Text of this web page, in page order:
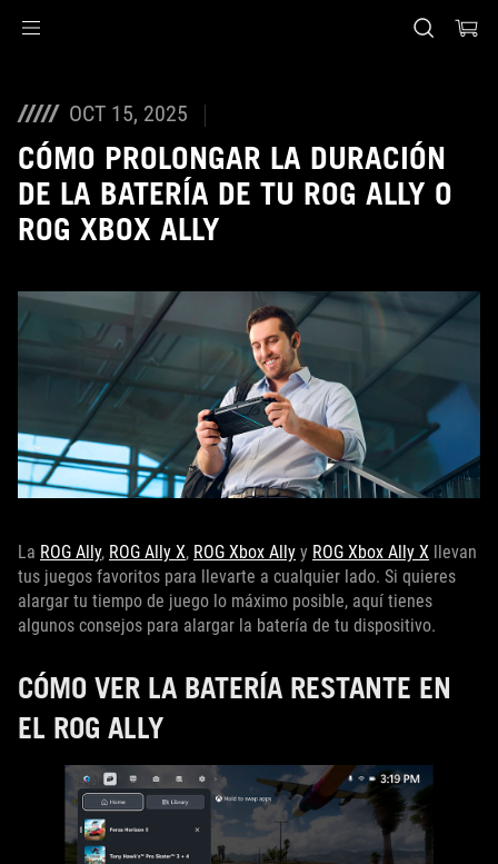
OCT 15, 2025
CÓMO PROLONGAR LA DURACIÓN
DE LA BATERÍA DE TU ROG ALLY O
ROG XBOX ALLY
La ROG Ally, ROG Ally X, ROG Xbox Ally y ROG Xbox Ally X llevan
tus juegos favoritos para llevarte a cualquier lado. Si quieres
alargar tu tiempo de juego lo máximo posible, aquí tienes
algunos consejos para alargar la batería de tu dispositivo.
CÓMO VER LA BATERÍA RESTANTE EN
EL ROG ALLY